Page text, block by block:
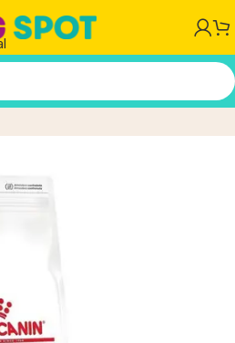
Sabor Mix En Bolsa De 3 kg